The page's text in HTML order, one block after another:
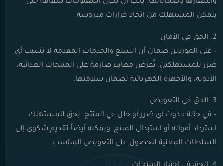
وأسعارها وضماناتها. يجب أن تكون المعلومات شفافة حتى
يتمكن المستهلك من اتخاذ قرارات مدروسة.
2. الحق في الأمان
– على الموردين ضمان أن السلع والخدمات المقدمة لا تسبب أي
ضرر للمستهلكين. تُفرض معايير صارمة على المنتجات الغذائية،
الأدوية، والأجهزة الكهربائية لضمان سلامتها.
3. الحق في التعويض
– في حالة حدوث أي ضرر أو خلل في المنتج، يحق للمستهلك
استرداد أمواله أو استبدال المنتج. ويمكنه أيضاً تقديم شكوى إلى
السلطات المعنية للحصول على التعويض المناسب.